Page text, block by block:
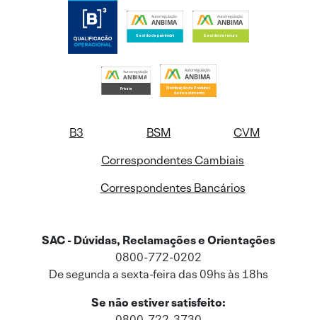
B3 BSM
CVM
Correspondentes Cambiais
Correspondentes Bancários
SAC - Dúvidas, Reclamações e Orientações
0800-772-0202
De segunda a sexta-feira das 09hs às 18hs
Se não estiver satisfeito: